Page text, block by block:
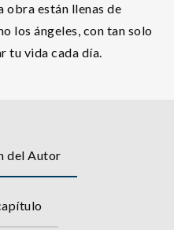
obra están llenas de
los ángeles, con tan solo
tu vida cada día.
del Autor